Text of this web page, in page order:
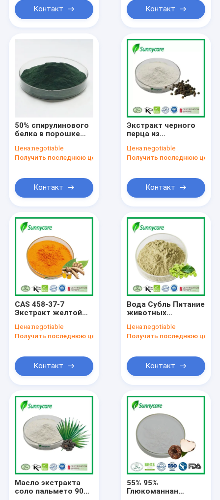
Главная страница
Продукция
О Компании
Наша фабрика
контроль качества
Новости
Отправить запрос
Порошок экстракта растений
Естественные пищевые добавки
Косметическое сырье
лактоны 6%
Контакт Контакт
50% спирулинового
белка в порошке
экстракт спирулины
в порошке
Цена:negotiable
Получить последнюю цену
Контакт
Экстракт черного
перца из
растений в порошке
95% пиперина
Цена:negotiable
Получить последнюю цену
Контакт
CAS 458-37-7
Экстракт желтой
95% Куркумин
Экстракт куркумы
Цена:negotiable
Получить последнюю цену
Контакт
Вода Субль Питание
животных
Хлорогенная
кислота Экстракт
зерен
Цена:negotiable
Получить последнюю цену
Контакт
Масло экстракта
соло пальмето 90%
55% 95%
Глюкоманнан